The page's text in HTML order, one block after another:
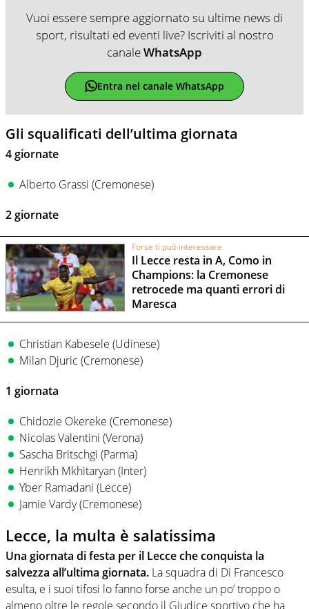
Vuoi essere sempre aggiornato su ultime news di
sport, risultati ed eventi live? Iscriviti al nostro
canaleWhatsApp
Entra nel canale WhatsApp
Gli squalificati dell’ultima giornata
4 giornate
Alberto Grassi (Cremonese)
2 giornate
Forse ti può interessare
Il Lecce resta in A, Como in
Champions: la Cremonese
retrocede ma quanti errori di
Maresca
Christian Kabesele (Udinese)
Milan Djuric (Cremonese)
1 giornata
Chidozie Okereke (Cremonese)
Nicolas Valentini (Verona)
Sascha Britschgi (Parma)
Henrikh Mkhitaryan (Inter)
Yber Ramadani (Lecce)
Jamie Vardy (Cremonese)
Lecce, la multa è salatissima
Una giornata di festa per il Lecce che conquista la
salvezza all’ultima giornata. La squadra di Di Francesco
esulta, e i suoi tifosi lo fanno forse anche un po’ troppo o
almeno oltre le regole secondo il Giudice sportivo che ha